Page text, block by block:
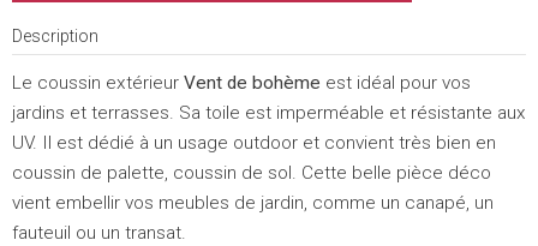
Description
Le coussin extérieur Vent de bohème est idéal pour vos
jardins et terrasses. Sa toile est imperméable et résistante aux
UV. Il est dédié à un usage outdoor et convient très bien en
coussin de palette, coussin de sol. Cette belle pièce déco
vient embellir vos meubles de jardin, comme un canapé, un
fauteuil ou un transat.